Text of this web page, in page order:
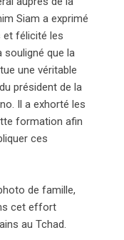
Siam a exprimé
et félicité les
souligné que la
une véritable
président de la
Il a exhorté les
formation afin
ces
de famille,
cet effort
au Tchad.